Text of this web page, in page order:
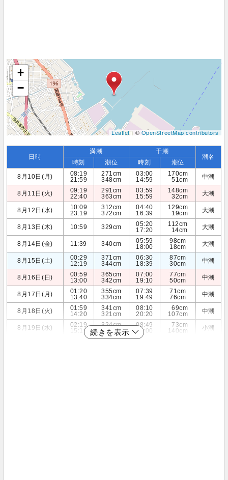
+
−
Leaflet| ©OpenStreetMap contributors
日時
満潮 干潮
潮名
時刻 潮位 時刻
潮位
8月10日(月)
08:19
21:59
271cm
348cm
03:00
14:59
170cm
51cm
中潮
8月11日(火)
09:19
22:40
291cm
363cm
03:59
15:59
148cm
32cm
大潮
8月12日(水)
10:09
23:19
312cm
372cm
04:40
16:39
129cm
19cm
大潮
8月13日(木) 10:59 329cm
05:20
17:20
112cm
14cm
大潮
8月14日(金) 11:39 340cm
05:59
18:00
98cm
18cm
大潮
8月15日(土)
00:29
12:19
371cm
344cm
06:30
18:39
87cm
30cm
中潮
8月16日(日)
00:59
13:00
365cm
342cm
07:00
19:10
77cm
50cm
中潮
8月17日(月)
01:20
13:40
355cm
334cm
07:39
19:49
71cm
76cm
中潮
8月18日(火)
01:59
14:20
341cm
321cm
08:10
20:20
69cm
107cm
中潮
8月19日(水)
02:19
15:19
324cm
305cm
08:49
21:00
73cm
140cm
小潮
続きを表示